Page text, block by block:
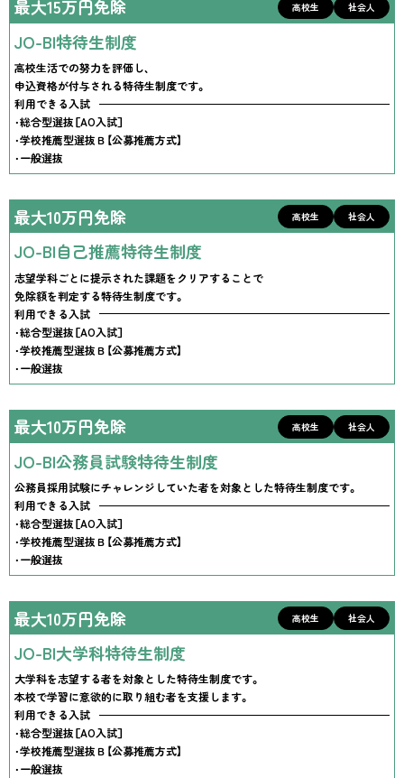
最大15万円免除 高校生 社会人
JO-BI特待生制度
高校生活での努力を評価し、
申込資格が付与される特待生制度です。
利用できる入試
・総合型選抜［AO入試］
・学校推薦型選抜Ｂ【公募推薦方式】
・一般選抜
最大10万円免除 高校生 社会人
JO-BI自己推薦特待生制度
志望学科ごとに提示された課題をクリアすることで
免除額を判定する特待生制度です。
利用できる入試
・総合型選抜［AO入試］
・学校推薦型選抜Ｂ【公募推薦方式】
・一般選抜
最大10万円免除 高校生 社会人
JO-BI公務員試験特待生制度
公務員採用試験にチャレンジしていた者を対象とした特待生制度です。
利用できる入試
・総合型選抜［AO入試］
・学校推薦型選抜Ｂ【公募推薦方式】
・一般選抜
最大10万円免除 高校生 社会人
JO-BI大学科特待生制度
大学科を志望する者を対象とした特待生制度です。
本校で学習に意欲的に取り組む者を支援します。
利用できる入試
・総合型選抜［AO入試］
・学校推薦型選抜Ｂ【公募推薦方式】
・一般選抜